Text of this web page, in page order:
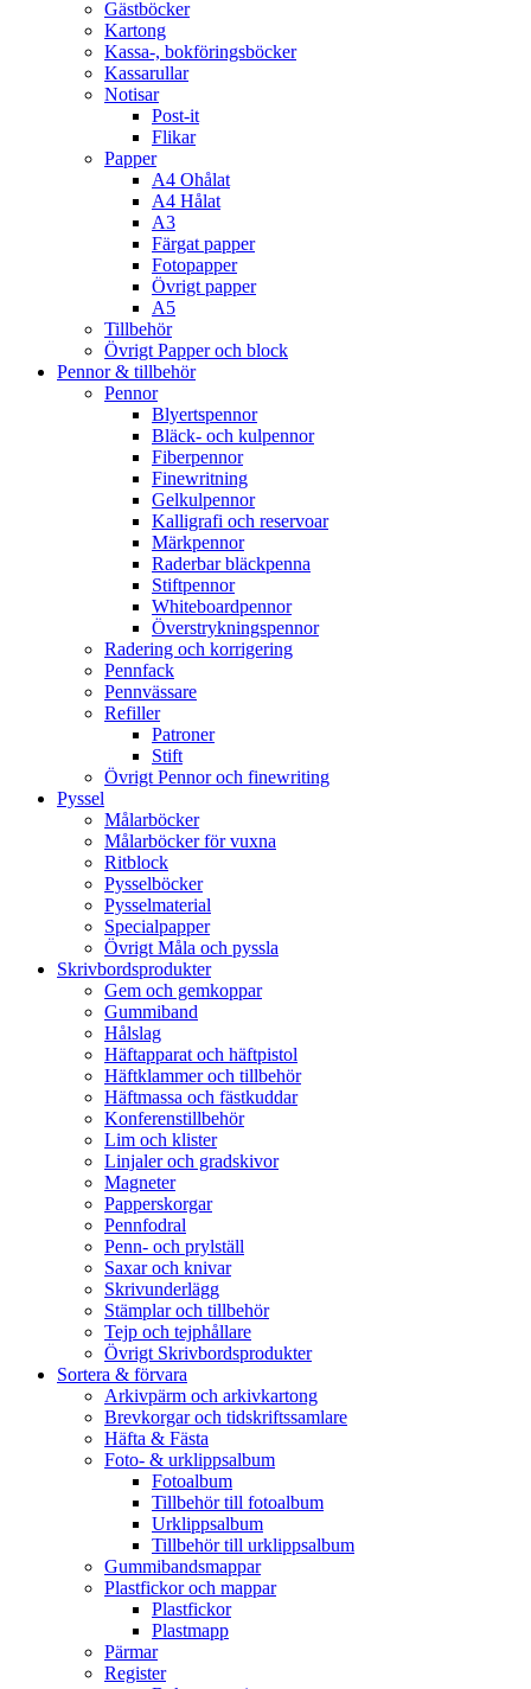
Gästböcker
Kartong
Kassa-, bokföringsböcker
Kassarullar
Notisar
Post-it
Flikar
Papper
A4 Ohålat
A4 Hålat
A3
Färgat papper
Fotopapper
Övrigt papper
A5
Tillbehör
Övrigt Papper och block
Pennor & tillbehör
Pennor
Blyertspennor
Bläck- och kulpennor
Fiberpennor
Finewritning
Gelkulpennor
Kalligrafi och reservoar
Märkpennor
Raderbar bläckpenna
Stiftpennor
Whiteboardpennor
Överstrykningspennor
Radering och korrigering
Pennfack
Pennvässare
Refiller
Patroner
Stift
Övrigt Pennor och finewriting
Pyssel
Målarböcker
Målarböcker för vuxna
Ritblock
Pysselböcker
Pysselmaterial
Specialpapper
Övrigt Måla och pyssla
Skrivbordsprodukter
Gem och gemkoppar
Gummiband
Hålslag
Häftapparat och häftpistol
Häftklammer och tillbehör
Häftmassa och fästkuddar
Konferenstillbehör
Lim och klister
Linjaler och gradskivor
Magneter
Papperskorgar
Pennfodral
Penn- och prylställ
Saxar och knivar
Skrivunderlägg
Stämplar och tillbehör
Tejp och tejphållare
Övrigt Skrivbordsprodukter
Sortera & förvara
Arkivpärm och arkivkartong
Brevkorgar och tidskriftssamlare
Häfta & Fästa
Foto- & urklippsalbum
Fotoalbum
Tillbehör till fotoalbum
Urklippsalbum
Tillbehör till urklippsalbum
Gummibandsmappar
Plastfickor och mappar
Plastfickor
Plastmapp
Pärmar
Register